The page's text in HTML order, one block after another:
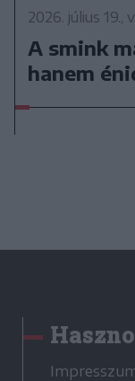
2026. július 19.,
A smink
hanem